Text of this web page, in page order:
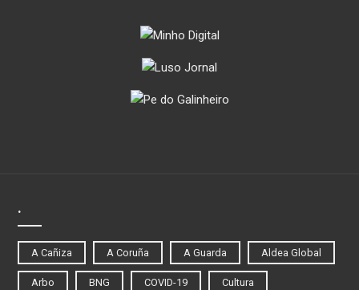
.
A Cañiza A Coruña A Guarda Aldea Global
Arbo BNG COVID-19 Cultura